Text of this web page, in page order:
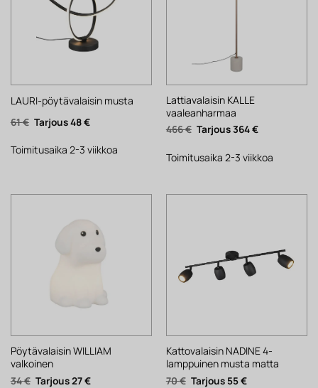
LAURI-pöytävalaisin musta
61€ Alkuperäinen
hinta
61 €.
48€Nykyinen
48 €.
Toimitusaika 2-3 viikkoa
Lattiavalaisin KALLE
vaaleanharmaa
466€ Alkuperäinen
hinta
466 €.
364€Nykyinen
364 €.
Toimitusaika 2-3 viikkoa
Pöytävalaisin WILLIAM
valkoinen
34€ Alkuperäinen
27€Nykyinen
Kattovalaisin NADINE 4-
lamppuinen musta matta
70€ Alkuperäinen
55€Nykyinen